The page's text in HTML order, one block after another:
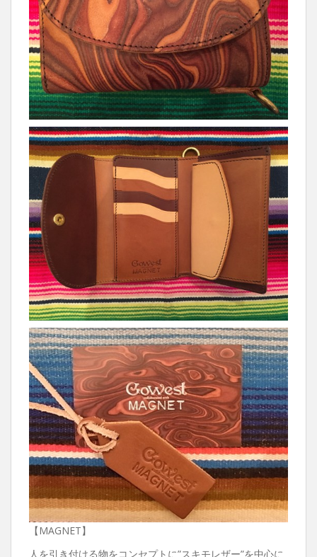
【MAGNET】
人を引き付ける物をコンセプトに”スキモレザー”を中心に